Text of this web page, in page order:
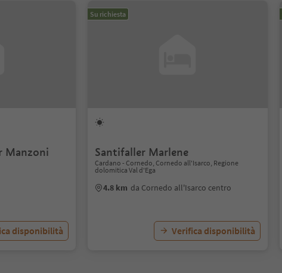
Manzoni
disponibilità
Su richiesta
Santifaller Marlene
Cardano - Cornedo, Cornedo all'Isarco, Regione
dolomitica Val d'Ega
4.8 km da Cornedo all'Isarco centro
Verifica disponibilità